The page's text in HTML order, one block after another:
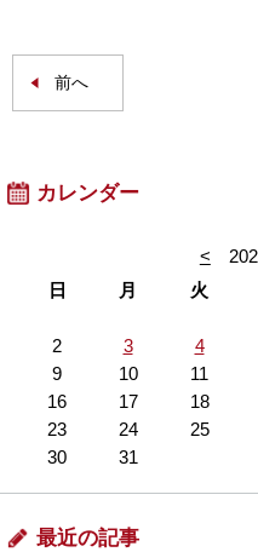
前へ
カレンダー
<
日
月 火
2
3 4
9
10 11
16
17 18
23
24 25
30
31
最近の記事